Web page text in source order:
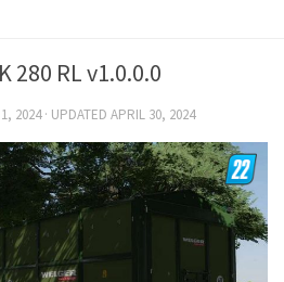
280 RL v1.0.0.0
2024· UPDATED APRIL 30, 2024